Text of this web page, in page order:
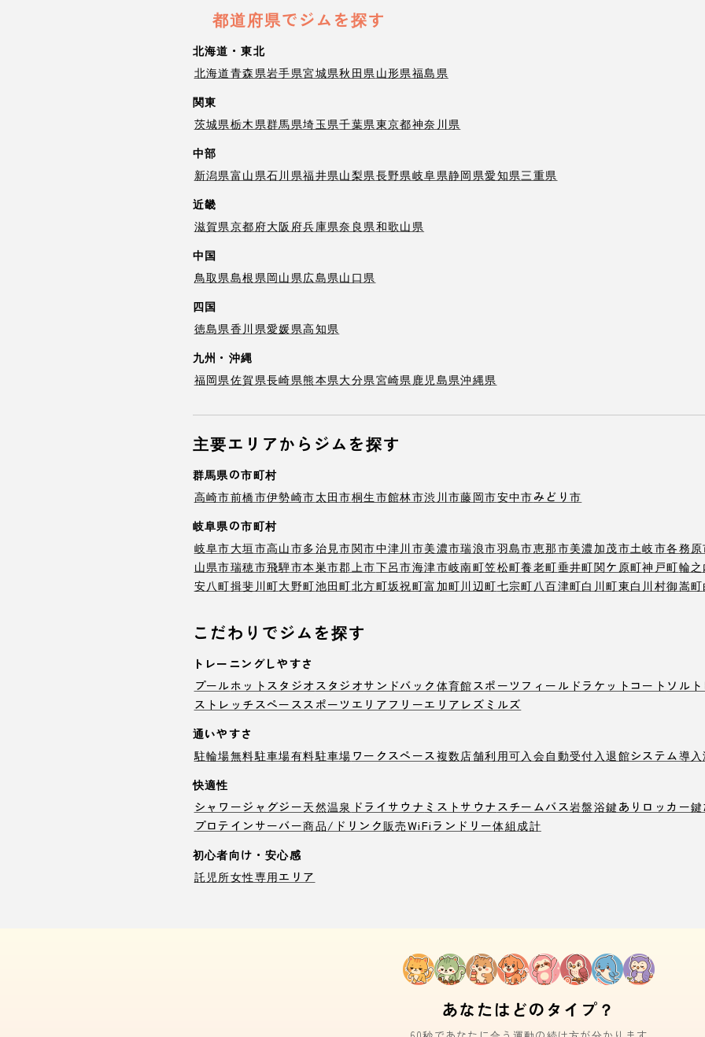
都道府県でジムを探す
北海道・東北
北海道青森県岩手県宮城県秋田県山形県福島県
関東
茨城県栃木県群馬県埼玉県千葉県東京都神奈川県
中部
新潟県富山県石川県福井県山梨県長野県岐阜県静岡県愛知県三重県
近畿
滋賀県京都府大阪府兵庫県奈良県和歌山県
中国
鳥取県島根県岡山県広島県山口県
四国
徳島県香川県愛媛県高知県
九州・沖縄
福岡県佐賀県長崎県熊本県大分県宮崎県鹿児島県沖縄県
主要エリアからジムを探す
群馬県の市町村
高崎市前橋市伊勢崎市太田市桐生市館林市渋川市藤岡市安中市みどり市
岐阜県の市町村
岐阜市大垣市高山市多治見市関市中津川市美濃市瑞浪市羽島市恵那市美濃加茂市土岐市各務原
山県市瑞穂市飛騨市本巣市郡上市下呂市海津市岐南町笠松町養老町垂井町関ケ原町神戸町輪
安八町揖斐川町大野町池田町北方町坂祝町富加町川辺町七宗町 八百津町白川町東白川村御嵩町
こだわりでジムを探す
トレーニングしやすさ
プールホットスタジオ スタジオサンドバック 体育館スポーツフィールド ラケットコート ソル
ストレッチスペーススポーツエリア フリーエリア レズミルズ
通いやすさ
駐輪場無料駐車場有料駐車場 ワークスペース複数店舗利用可入会自動受付 入退館システム導入
快適性
シャワージャグジー天然温泉 ドライサウナ ミストサウナ スチームバス岩盤浴鍵ありロッカー
プロテインサーバー商品/ドリンク販売WiFi ランドリー体組成計
初心者向け・安心感
託児所女性専用エリア
あなたはどのタイプ？